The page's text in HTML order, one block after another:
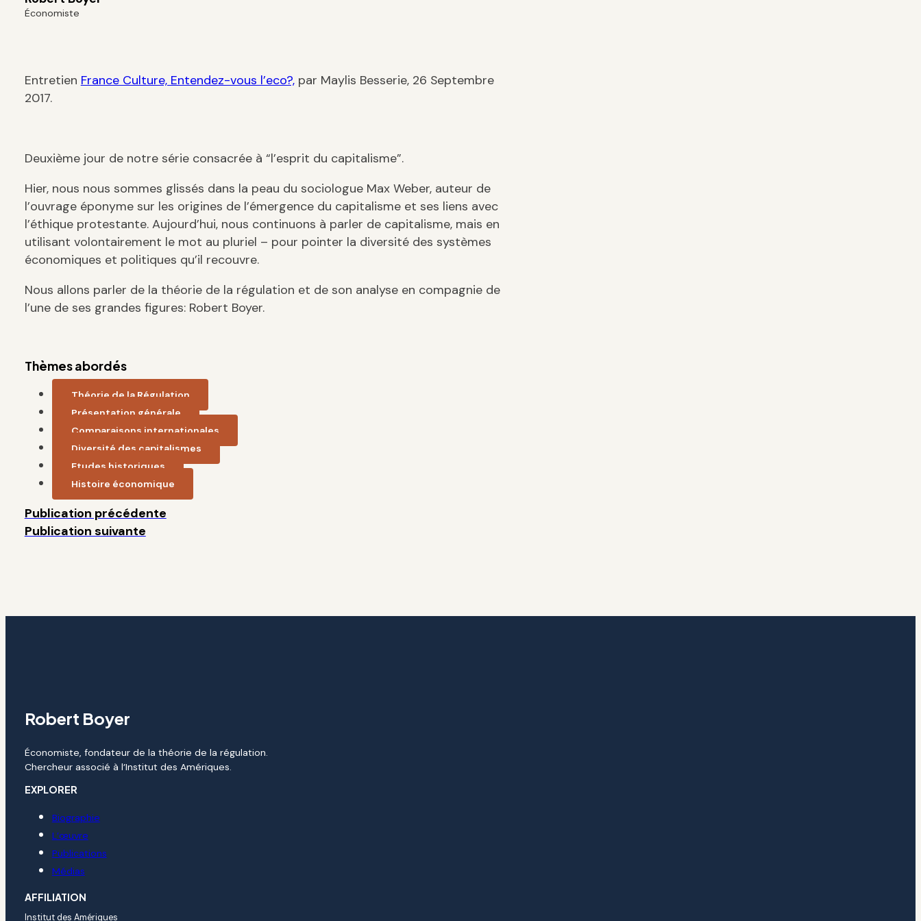
Économiste
Entretien France Culture, Entendez-vous l’eco?,par Maylis Besserie, 26 Septembre
2017.
Deuxième jour de notre série consacrée à “l’esprit du capitalisme”.
Hier, nous nous sommes glissés dans la peau du sociologue Max Weber, auteur de
l’ouvrage éponyme sur les origines de l’émergence du capitalisme et ses liens avec
l’éthique protestante. Aujourd’hui, nous continuons à parler de capitalisme, mais en
utilisant volontairement le mot au pluriel – pour pointer la diversité des systèmes
économiques et politiques qu’il recouvre.
Nous allons parler de la théorie de la régulation et de son analyse en compagnie de
l’une de ses grandes figures: Robert Boyer.
Thèmes abordés
Théorie de la Régulation
Présentation générale
Comparaisons internationales
Diversité des capitalismes
Etudes historiques
Histoire économique
Publication précédente
Publication suivante
Robert Boyer
Économiste, fondateur de la théorie de la régulation.
Chercheur associé à l’Institut des Amériques.
EXPLORER
Biographie
L’œuvre
Publications
Médias
AFFILIATION
Institut des Amériques